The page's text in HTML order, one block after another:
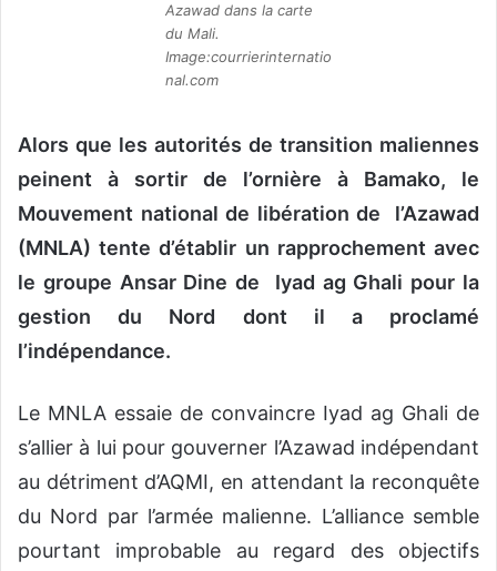
e
l
Azawad dans la carte
du Mali.
Image:courrierinternatio
nal.com
Alors que les autorités de transition maliennes
peinent à sortir de l’ornière à Bamako, le
Mouvement national de libération de l’Azawad
(MNLA) tente d’établir un rapprochement avec
le groupe Ansar Dine de Iyad ag Ghali pour la
gestion du Nord dont il a proclamé
l’indépendance.
Le MNLA essaie de convaincre Iyad ag Ghali de
s’allier à lui pour gouverner l’Azawad indépendant
au détriment d’AQMI, en attendant la reconquête
du Nord par l’armée malienne. L’alliance semble
pourtant improbable au regard des objectifs